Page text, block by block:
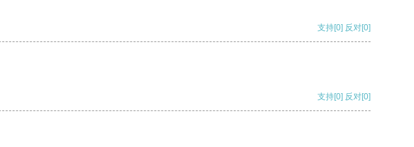
支持[0] 反对[0]
支持[0] 反对[0]